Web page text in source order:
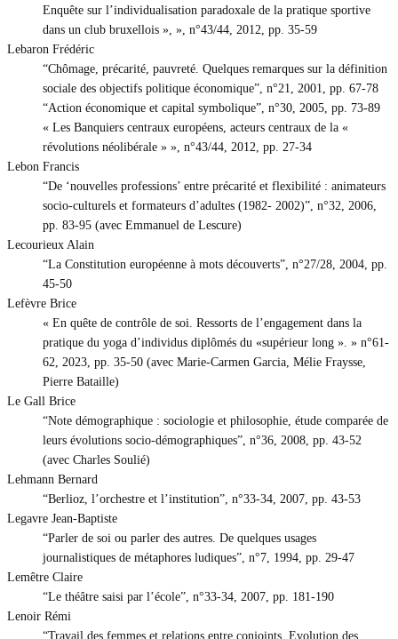
Enquête sur l’individualisation paradoxale de la pratique sportive
dans un club bruxellois », », n°43/44, 2012, pp. 35-59
Lebaron Frédéric
“Chômage, précarité, pauvreté. Quelques remarques sur la définition
sociale des objectifs politique économique”, n°21, 2001, pp. 67-78
“Action économique et capital symbolique”, n°30, 2005, pp. 73-89
« Les Banquiers centraux européens, acteurs centraux de la «
révolutions néolibérale » », n°43/44, 2012, pp. 27-34
Lebon Francis
“De ‘nouvelles professions’ entre précarité et flexibilité : animateurs
socio-culturels et formateurs d’adultes (1982- 2002)”, n°32, 2006,
pp. 83-95 (avec Emmanuel de Lescure)
Lecourieux Alain
“La Constitution européenne à mots découverts”, n°27/28, 2004, pp.
45-50
Lefèvre Brice
« En quête de contrôle de soi. Ressorts de l’engagement dans la
pratique du yoga d’individus diplômés du «supérieur long ». » n°61-
62, 2023, pp. 35-50 (avec Marie-Carmen Garcia, Mélie Fraysse,
Pierre Bataille)
Le Gall Brice
“Note démographique : sociologie et philosophie, étude comparée de
leurs évolutions socio-démographiques”, n°36, 2008, pp. 43-52
(avec Charles Soulié)
Lehmann Bernard
“Berlioz, l’orchestre et l’institution”, n°33-34, 2007, pp. 43-53
Legavre Jean-Baptiste
“Parler de soi ou parler des autres. De quelques usages
journalistiques de métaphores ludiques”, n°7, 1994, pp. 29-47
Lemêtre Claire
“Le théâtre saisi par l’école”, n°33-34, 2007, pp. 181-190
Lenoir Rémi
“Travail des femmes et relations entre conjoints. Evolution des